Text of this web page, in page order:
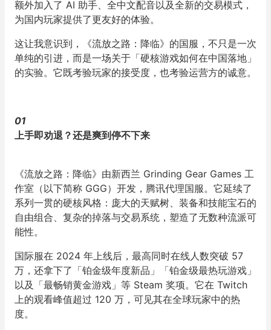
额外加入了 AI 助手、全中文配音以及全新的交易模式，
为国内玩家提供了更友好的体验。
这让我意识到，《流放之路：降临》的国服，不只是一次
单纯的引进，而是一场关于「硬核游戏如何在中国落地」
的实验。它既考验玩家的接受度，也考验运营方的诚意。
01
上手即劝退？还是爽到停不下来
《流放之路：降临》由新西兰 Grinding Gear Games 工
作室（以下简称 GGG）开发，腾讯代理国服。它延续了
系列一贯的硬核风格：庞大的天赋树、装备和技能宝石的
自由组合、复杂的掉落与交易系统，塑造了无数种流派可
能性。
国际服在 2024 年上线后，最高同时在线人数突破 57
万，还拿下了「铂金级年度新品」「铂金级最热玩游戏」
以及「最畅销黄金游戏」等 Steam 奖项。它在 Twitch
上的观看峰值超过 120 万，可见其在全球玩家中的热
度。